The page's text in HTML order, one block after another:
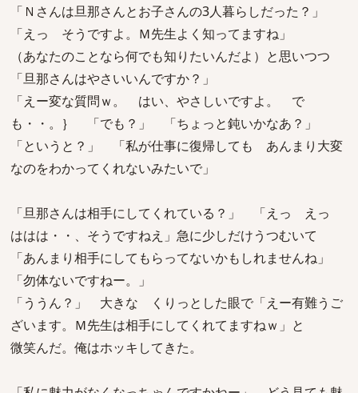
「Ｎさんは旦那さんとお子さんの3人暮らしだった？」
「えっ そうですよ。Ｍ先生よく知ってますね」
（あなたのことなら何でも知りたいんだよ）と思いつつ
「旦那さんはやさいいんですか？」
「えー変な質問ｗ。 はい、やさしいですよ。 で
も・・。｝ 「でも？」 「ちょっと鈍いかなあ？」
「というと？」 「私が仕事に復帰しても あんまり大変
なのをわかってくれないみたいで」
「旦那さんは相手にしてくれている？」 「えっ えっ
ははは・・、そうですねえ」急に少しだけうつむいて
「あんまり相手にしてもらってないかもしれませんね」
「勿体ないですねー。」
「ううん？」 大きな くりっとした眼で「えー有難うご
ざいます。Ｍ先生は相手にしてくれてますねｗ」と
微笑んだ。俺はホッキしてきた。